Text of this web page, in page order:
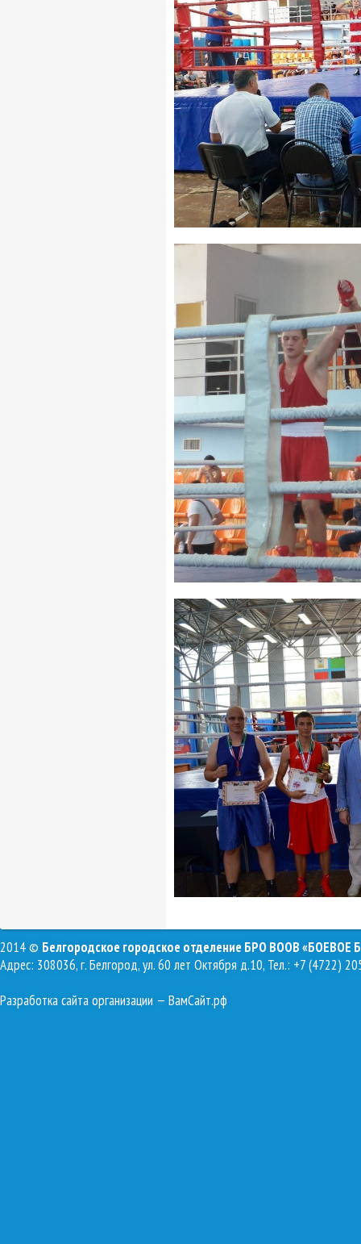
2014 © Белгородское городское отделение БРО ВООВ «БОЕВОЕ
Адрес: 308036, г. Белгород, ул. 60 лет Октября д.10, Тел.: +7 (4722)
Разработка сайта организации — ВамСайт.рф